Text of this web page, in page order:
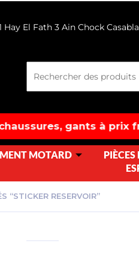
Hay El Fath 3 Ain Chock
prix fracassés!
MOTARD
“STICKER RESERVOIR”